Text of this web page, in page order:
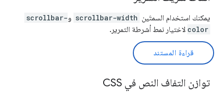
يمكنك استخدام السمتَين scrollbar-width وscrollbar-
color لاختيار نمط أشرطة التمرير.
قراءة المستند
توازن التفاف النص في CSS